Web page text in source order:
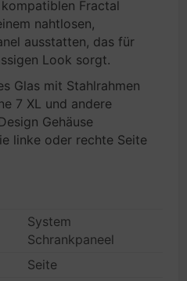
Fractal
nahtlosen,
ausstatten, das für
Look sorgt.
Glas mit Stahlrahmen
7 XL und andere
Gehäuse
linke oder rechte Seite
System
Schrankpaneel
Seite